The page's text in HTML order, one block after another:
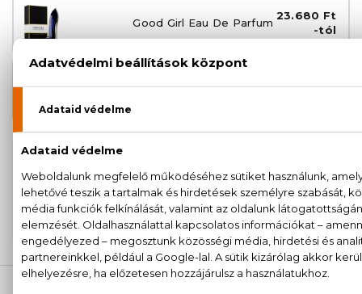
Good Girl Eau De Parfum
23.680 Ft
-tól
Good Girl Eau De Parfum Légére
garanciával
Kérdésed van, elakadtál? Hívd ügyfélszolgálatunkat: +36
20 779 1924